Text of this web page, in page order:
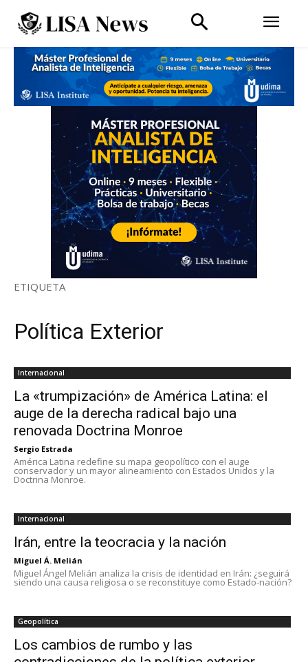
ETIQUETA
Política Exterior
Internacional
La «trumpización» de América Latina: el
auge de la derecha radical bajo una
renovada Doctrina Monroe
Sergio Estrada
América Latina redefine su mapa geopolítico con el auge
conservador y un mayor alineamiento con Estados Unidos y la
Doctrina Monroe.
Internacional
Irán, entre la teocracia y la nación
Miguel Á. Melián
Miguel Ángel Melián analiza la crisis de identidad en Irán: ¿seguirá
siendo una causa religiosa o se reconstituye como Estado-nación?
Geopolítica
Los cambios de rumbo y las